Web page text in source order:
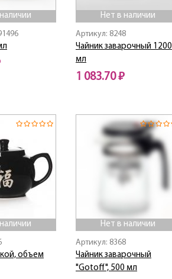
Нет в наличии
Артикул: 8248
Чайник заварочный 1200
мл
1 083.70 ₽
объем
Нет в наличии
Артикул: 8368
Чайник заварочный
"Gotoff", 500 мл